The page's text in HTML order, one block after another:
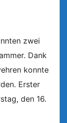
zwei
Dank
konnte
Erster
den 16.